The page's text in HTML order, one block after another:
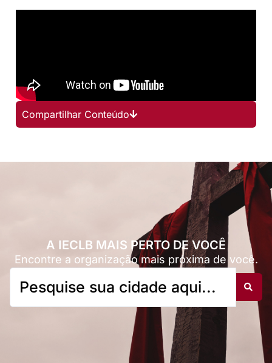
Compartilhar Conteúdo
A IECLB MAIS PERTO DE VOCÊ
Encontre a organização mais próxima de você.